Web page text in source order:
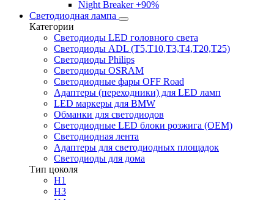
Night Breaker +90%
Светодиодная лампа
Категории
Светодиоды LED головного света
Светодиоды ADL (T5,T10,T3,T4,T20,T25)
Светодиоды Philips
Светодиоды OSRAM
Светодиодные фары OFF Road
Адаптеры (переходники) для LED ламп
LED маркеры для BMW
Обманки для светодиодов
Светодиодные LED блоки розжига (OEM)
Светодиодная лента
Адаптеры для светодиодных площадок
Светодиоды для дома
Тип цоколя
H1
H3